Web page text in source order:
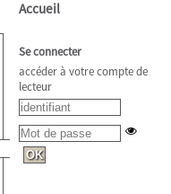
Accueil
Se connecter
accéder à votre compte de
lecteur